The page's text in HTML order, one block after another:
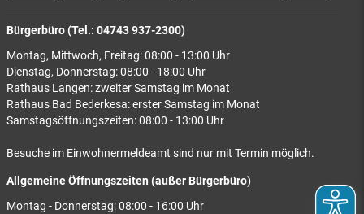
Bürgerbüro (Tel.: 04743 937-2300)
Montag, Mittwoch, Freitag: 08:00 - 13:00 Uhr
Dienstag, Donnerstag: 08:00 - 18:00 Uhr
Rathaus Langen: zweiter Samstag im Monat
Rathaus Bad Bederkesa: erster Samstag im Monat
Samstagsöffnungszeiten: 08:00 - 13:00 Uhr
Besuche im Einwohnermeldeamt sind nur mit Termin möglich.
Allgemeine Öffnungszeiten (außer Bürgerbüro)
Montag - Donnerstag: 08:00 - 16:00 Uhr